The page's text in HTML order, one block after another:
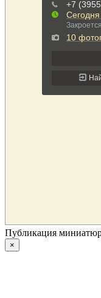
Публикация
×